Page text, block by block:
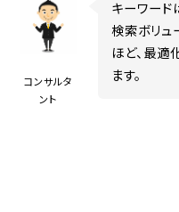
コンサルタ
ント
キーワード
検索ボリュ
ほど、最適
ます。